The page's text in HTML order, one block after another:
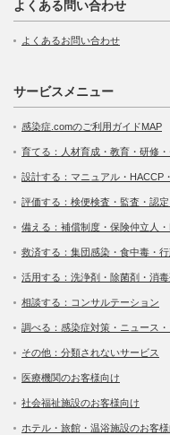
よくある問い合わせ
よくあるお問い合わせ
サービスメニュー
感染症.comのご利用ガイドMAP
育てる：人材育成・教育・研修
設計する：マニュアル・HACCP
評価する：検便検査・監査・認
備える：補償制度・保険仲立人
救済する：集団感染・食中毒・
活用する：洗浄剤・除菌剤・消毒
相談する：コンサルテーション
調べる：感染症対策・ニュース
その他：分類されないサービス
医療機関のお客様向け
社会福祉施設のお客様向け
ホテル・旅館・温浴施設のお客